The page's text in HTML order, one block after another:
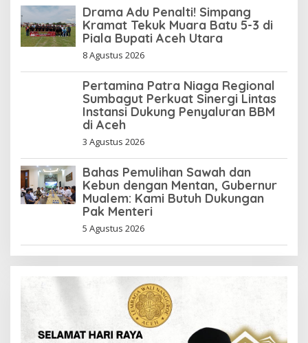
Drama Adu Penalti! Simpang
Kramat Tekuk Muara Batu 5-3 di
Piala Bupati Aceh Utara
8 Agustus 2026
Pertamina Patra Niaga Regional
Sumbagut Perkuat Sinergi Lintas
Instansi Dukung Penyaluran BBM
di Aceh
3 Agustus 2026
Bahas Pemulihan Sawah dan
Kebun dengan Mentan, Gubernur
Mualem: Kami Butuh Dukungan
Pak Menteri
5 Agustus 2026